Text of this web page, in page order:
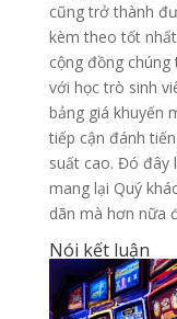
cũng trở thành
kèm theo tốt
cộng đồng
với học trò sinh
bảng giá khuyến
tiếp cận đánh
suất cao. Đó đây
mang lại Quý
dãn mà hơn nữa
Nói kết luận